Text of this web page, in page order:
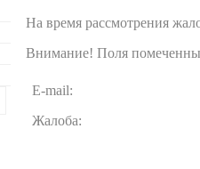
На время рассмотрения
Внимание! Поля
E-mail:
Жалоба: